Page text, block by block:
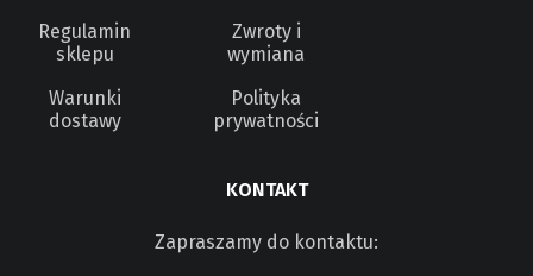
Regulamin
sklepu
Warunki
dostawy
Zwroty i
wymiana
Polityka
prywatności
KONTAKT
Zapraszamy do kontaktu: